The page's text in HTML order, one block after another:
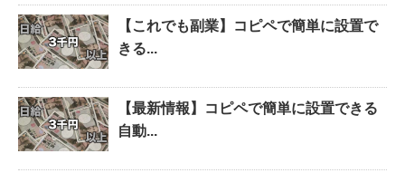
【これでも副業】コピペで簡単に設置で
きる...
【最新情報】コピペで簡単に設置できる
自動...